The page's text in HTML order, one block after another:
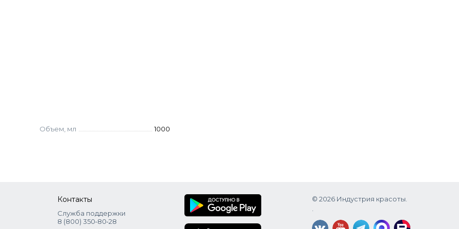
Methylisothiazolinone, May Contain:
Объем, мл 1000
Контакты
Служба поддержки
8 (800) 350‑80‑28
© 2026 Индустрия красоты.